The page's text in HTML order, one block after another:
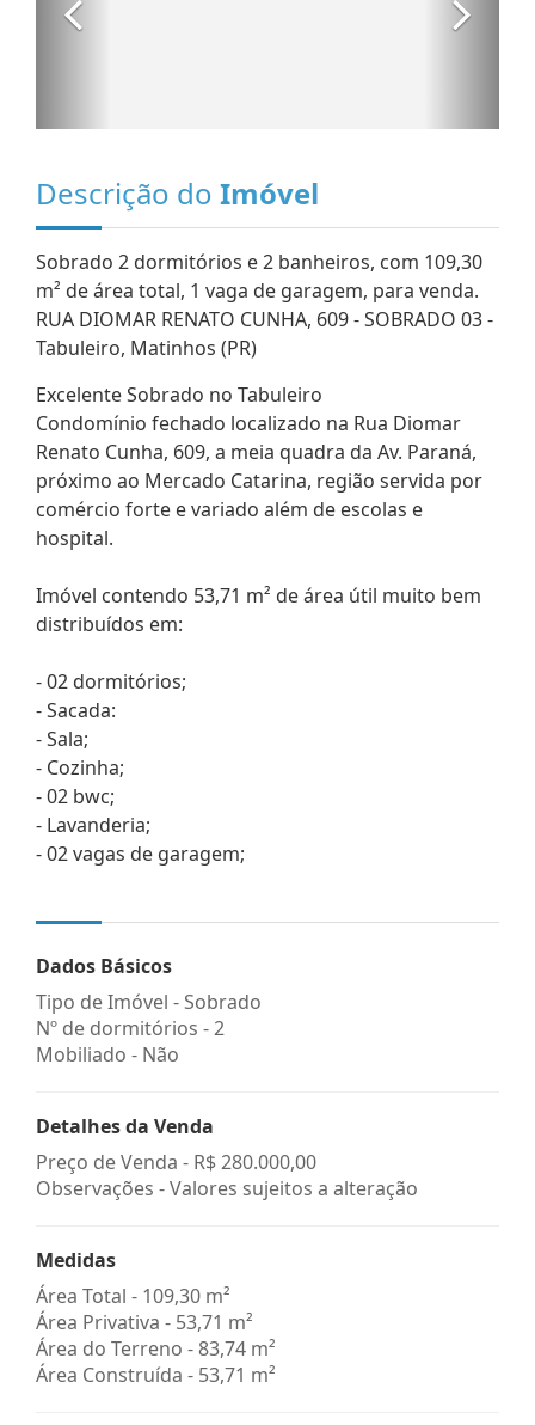
Descrição do Imóvel
Sobrado 2 dormitórios e 2 banheiros, com 109,30
m² de área total, 1 vaga de garagem, para venda.
RUA DIOMAR RENATO CUNHA, 609 - SOBRADO 03 -
Tabuleiro, Matinhos (PR)
Excelente Sobrado no Tabuleiro
Condomínio fechado localizado na Rua Diomar
Renato Cunha, 609, a meia quadra da Av. Paraná,
próximo ao Mercado Catarina, região servida por
comércio forte e variado além de escolas e
hospital.
Imóvel contendo 53,71 m² de área útil muito bem
distribuídos em:
- 02 dormitórios;
- Sacada:
- Sala;
- Cozinha;
- 02 bwc;
- Lavanderia;
- 02 vagas de garagem;
Dados Básicos
Tipo de Imóvel - Sobrado
Nº de dormitórios - 2
Mobiliado - Não
Detalhes da Venda
Preço de Venda - R$ 280.000,00
Observações - Valores sujeitos a alteração
Medidas
Área Total - 109,30 m²
Área Privativa - 53,71 m²
Área do Terreno - 83,74 m²
Área Construída - 53,71 m²